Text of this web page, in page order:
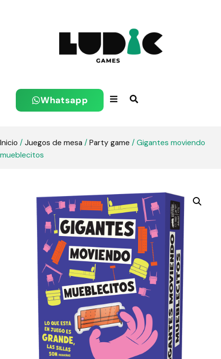
Whatsapp
Inicio /Juegos de mesa /Party game / Gigantes moviendo
mueblecitos